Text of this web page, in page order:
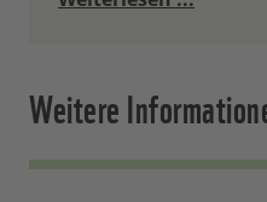
Weitere